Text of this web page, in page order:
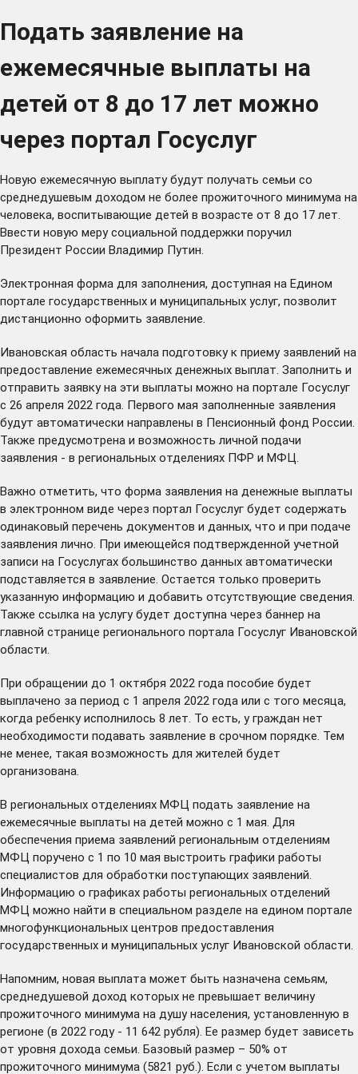
Подать заявление на
ежемесячные выплаты на
детей от 8 до 17 лет можно
через портал Госуслуг
Новую ежемесячную выплату будут получать семьи со
среднедушевым доходом не более прожиточного минимума на
человека, воспитывающие детей в возрасте от 8 до 17 лет.
Ввести новую меру социальной поддержки поручил
Президент России Владимир Путин.
Электронная форма для заполнения, доступная на Едином
портале государственных и муниципальных услуг, позволит
дистанционно оформить заявление.
Ивановская область начала подготовкук приему заявлений на
предоставление ежемесячных денежных выплат. Заполнить и
отправить заявку на эти выплаты можно на портале Госуслуг
с 26 апреля 2022 года. Первого мая заполненные заявления
будут автоматически направлены в Пенсионный фонд России.
Также предусмотрена и возможность личной подачи
заявления - в региональных отделениях ПФР и МФЦ.
Важно отметить, что форма заявления на денежные выплаты
в электронном виде через портал Госуслуг будет содержать
одинаковый перечень документов и данных, что и при подаче
заявления лично. При имеющейся подтвержденной учетной
записи на Госуслугах большинство данных автоматически
подставляется в заявление. Остается только проверить
указанную информацию и добавить отсутствующие сведения.
Также ссылка на услугу будет доступна через баннер на
главной странице регионального портала Госуслуг Ивановской
области.
При обращении до 1 октября 2022 года пособие будет
выплачено за период с 1 апреля 2022 года или с того месяца,
когда ребенку исполнилось 8 лет. То есть, у граждан нет
необходимости подавать заявление в срочном порядке. Тем
не менее, такая возможность для жителей будет
организована.
В региональных отделениях МФЦ подать заявление на
ежемесячные выплаты на детей можно с 1 мая. Для
обеспечения приема заявлений региональным отделениям
МФЦ поручено с 1 по 10 мая выстроить графики работы
специалистов для обработки поступающих заявлений.
Информацию о графиках работы региональных отделений
МФЦ можно найти в специальном разделе на едином портале
многофункциональных центров предоставления
государственных и муниципальных услуг Ивановской области.
Напомним, новая выплата может быть назначена семьям,
среднедушевой доход которых не превышает величину
прожиточного минимума на душу населения, установленную в
регионе (в 2022 году - 11 642 рубля). Ее размер будет зависеть
от уровня дохода семьи. Базовый размер – 50% от
прожиточного минимума (5821 руб.). Если с учетом выплаты